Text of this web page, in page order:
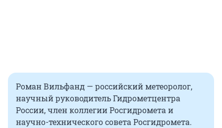
Роман Вильфанд — российский метеоролог,
научный руководитель Гидрометцентра
России, член коллегии Росгидромета и
научно-технического совета Росгидромета.